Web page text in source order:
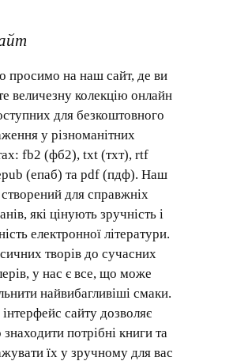
просимо на наш сайт, де ви
величезну колекцію онлайн
для безкоштовного
у різноманітних
fb2 (фб2), txt (тхт), rtf
(епаб) та pdf (пдф). Наш
для справжніх
які цінують зручність і
електронної літератури.
творів до сучасних
у нас є все, що може
найвибагливіші смаки.
сайту дозволяє
потрібні книги та
їх у зручному для вас